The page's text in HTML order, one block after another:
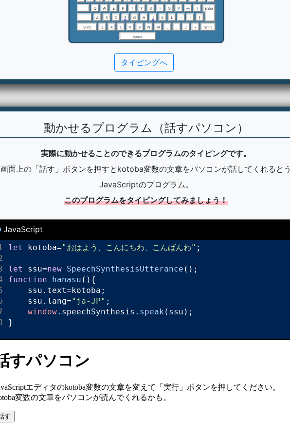
タイピングへ
動かせるプログラム（話すパソコン）
実際に動かせることのできるプログラムのタイピングです。
画面上の「話す」ボタンを押すとkotoba変数の文章をパソコンが話してくれるとう
JavaScriptのプログラム。
このプログラムをタイピングしてみましょう！